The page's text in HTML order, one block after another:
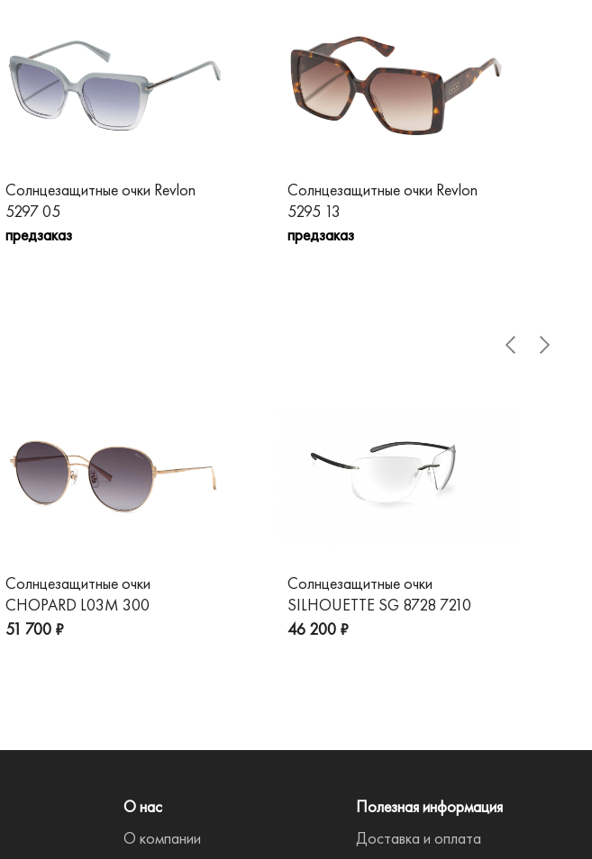
Солнцезащитные очки Revlon
5297 05
предзаказ
Солнцезащитные очки Revlon
5295 13
предзаказ
Солнцезащитные очки
CHOPARD L03M 300
51 700 ₽
Солнцезащитные очки
SILHOUETTE SG 8728 7210
46 200 ₽
О нас
О компании
Полезная информация
Доставка и оплата